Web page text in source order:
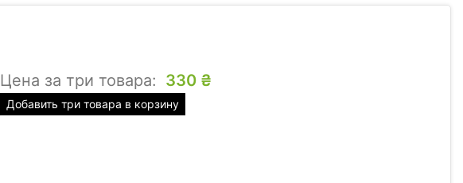
Цена за три товара: 330 ₴
Добавить три товара в корзину